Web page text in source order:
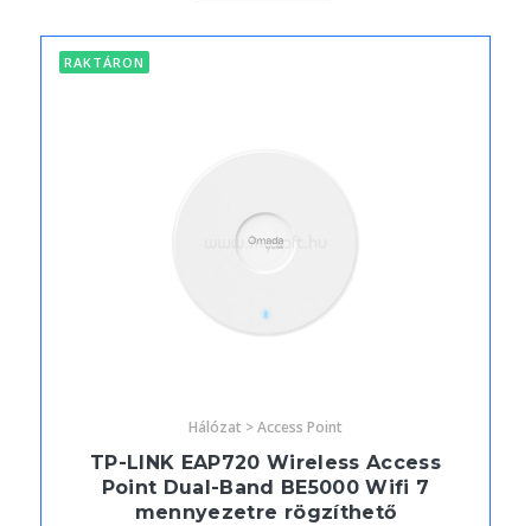
RAKTÁRON
Hálózat > Access Point
TP-LINK EAP720 Wireless Access
Point Dual-Band BE5000 Wifi 7
mennyezetre rögzíthető